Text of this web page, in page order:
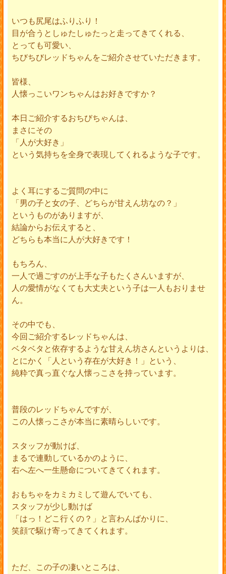
いつも尻尾はふりふり！
目が合うとしゅたしゅたっと走ってきてくれる、
とっても可愛い、
ちびちびレッドちゃんをご紹介させていただきます。
皆様、
人懐っこいワンちゃんはお好きですか？
本日ご紹介するおちびちゃんは、
まさにその
「人が大好き」
という気持ちを全身で表現してくれるような子です。
よく耳にするご質問の中に
「男の子と女の子、どちらが甘えん坊なの？」
というものがありますが、
結論からお伝えすると、
どちらも本当に人が大好きです！
もちろん、
一人で過ごすのが上手な子もたくさんいますが、
人の愛情がなくても大丈夫という子は一人もおりませ
ん。
その中でも、
今回ご紹介するレッドちゃんは、
ベタベタと依存するような甘えん坊さんというよりは、
とにかく「人という存在が大好き！」という、
純粋で真っ直ぐな人懐っこさを持っています。
普段のレッドちゃんですが、
この人懐っこさが本当に素晴らしいです。
スタッフが動けば、
まるで連動しているかのように、
右へ左へ一生懸命についてきてくれます。
おもちゃをカミカミして遊んでいても、
スタッフが少し動けば
「はっ！どこ行くの？」と言わんばかりに、
笑顔で駆け寄ってきてくれます。
ただ、この子の凄いところは、